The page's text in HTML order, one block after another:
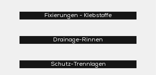
Fixierungen - Klebstoffe
Drainage-Rinnen
Schutz-Trennlagen